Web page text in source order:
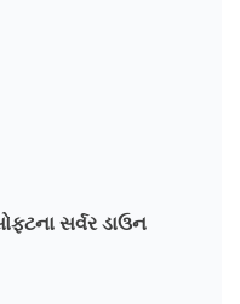
સર્વર ડાઉન